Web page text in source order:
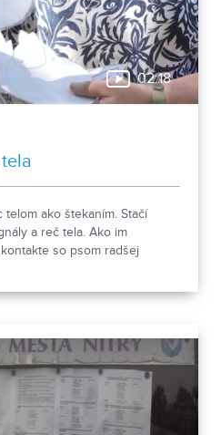
02:18
telom ako štekaním. Stačí
a reč tela. Ako im
so psom radšej